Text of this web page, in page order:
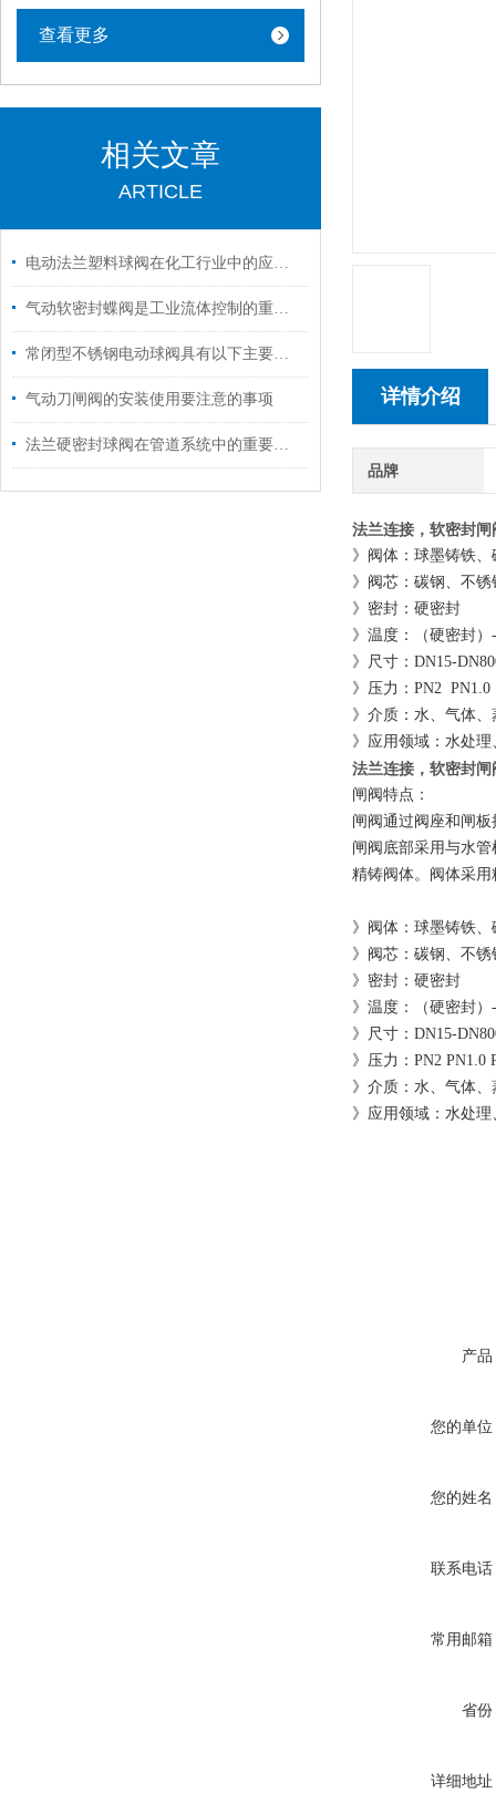
详情介绍
品牌
法兰连接，软密封闸
》阀体：球墨铸铁、
》阀芯：碳钢、不锈
》密封：硬密封
》温度：（硬密封
》尺寸：DN15-
》压力：PN2
》介质：水、气体
》应用领域：水处
法兰连接，软密封闸
闸阀特点：
闸阀通过阀座和闸
闸阀底部采用与水
精铸阀体。阀体采
》阀体：球墨铸铁、
》阀芯：碳钢、不锈
》密封：硬密封
》温度：（硬密封
》尺寸：DN15-
》压力：PN2 PN1.0
》介质：水、气体
》应用领域：水处
产品
您的单位
您的姓名
联系电话
常用邮箱
省份
详细地址
查看更多
相关文章
ARTICLE
电动法兰塑料球阀在化工行业中的应用与性能分析
气动软密封蝶阀是工业流体控制的重要设备
常闭型不锈钢电动球阀具有以下主要特点
气动刀闸阀的安装使用要注意的事项
法兰硬密封球阀在管道系统中的重要地位